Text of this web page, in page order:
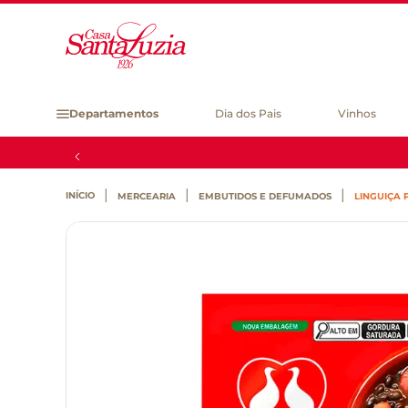
Departamentos Dia dos Pais Vinhos
MERCEARIA EMBUTIDOS E DEFUMADOS LINGUIÇA